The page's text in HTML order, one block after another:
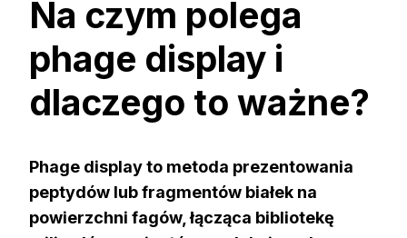
Na czym polega
phage display i
dlaczego to ważne?
Phage display to metoda prezentowania
peptydów lub fragmentów białek na
powierzchni fagów, łącząca bibliotekę